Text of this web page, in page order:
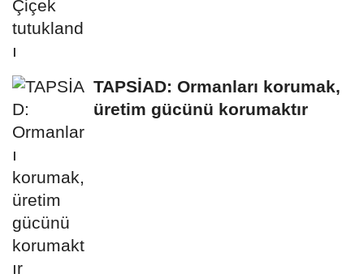
TAPSİAD: Ormanları korumak,
üretim gücünü korumaktır